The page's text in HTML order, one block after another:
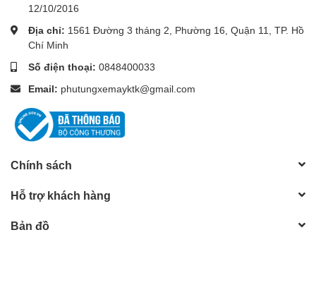
12/10/2016
Địa chỉ: 1561 Đường 3 tháng 2, Phường 16, Quận 11, TP. Hồ
Chí Minh
Số điện thoại: 0848400033
Email: phutungxemayktk@gmail.com
Chính sách
Hỗ trợ khách hàng
Bản đồ